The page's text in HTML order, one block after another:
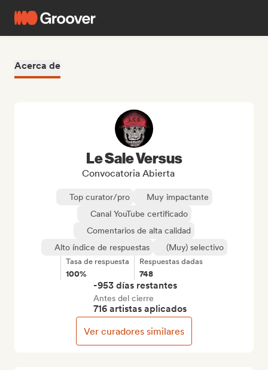
Acerca de
Le Sale Versus
Convocatoria Abierta
Top curator/pro
Muy impactante
Canal YouTube certificado
Comentarios de alta calidad
Alto índice de respuestas
(Muy) selectivo
Tasa de respuesta
100%
Respuestas dadas
748
-953 días restantes
Antes del cierre
716 artistas aplicados
Ver curadores similares